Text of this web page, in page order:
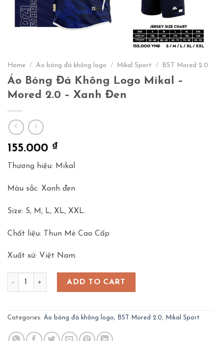
Home / Áo bóng đá không logo / Mikal Sport / BST Mored 2.0
Áo Bóng Đá Không Logo Mikal –
Mored 2.0 – Xanh Đen
155.000 ₫
Thương hiệu: Mikal
Màu sắc: Xanh đen
Size: S, M, L, XL, XXL.
Chất liệu: Thun Mè Cao Cấp
Xuất xứ: Việt Nam.
Áo Bóng Đá Không Logo Mikal – Mored 2.0 – Xanh Đen
ADD TO CART
Categories: Áo bóng đá không logo, BST Mored 2.0, Mikal Sport